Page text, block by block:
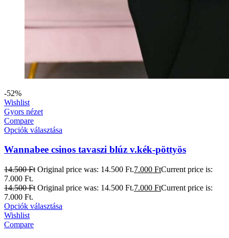
-52%
Wishlist
Gyors nézet
Compare
Opciók választása
Wannabee csinos tavaszi blúz v.kék-pöttyös
14.500Ft Original price was: 14.500 Ft.7.000 FtCurrent price is:
7.000 Ft.
14.500Ft Original price was: 14.500 Ft.7.000 FtCurrent price is:
7.000 Ft.
Opciók választása
Wishlist
Compare